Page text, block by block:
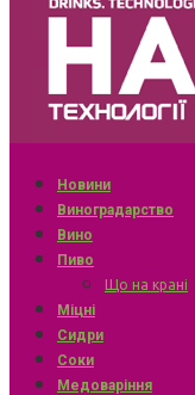
Новини
Виноградарство
Вино
Пиво
Що на крані
Міцні
Сидри
Соки
Медоваріння